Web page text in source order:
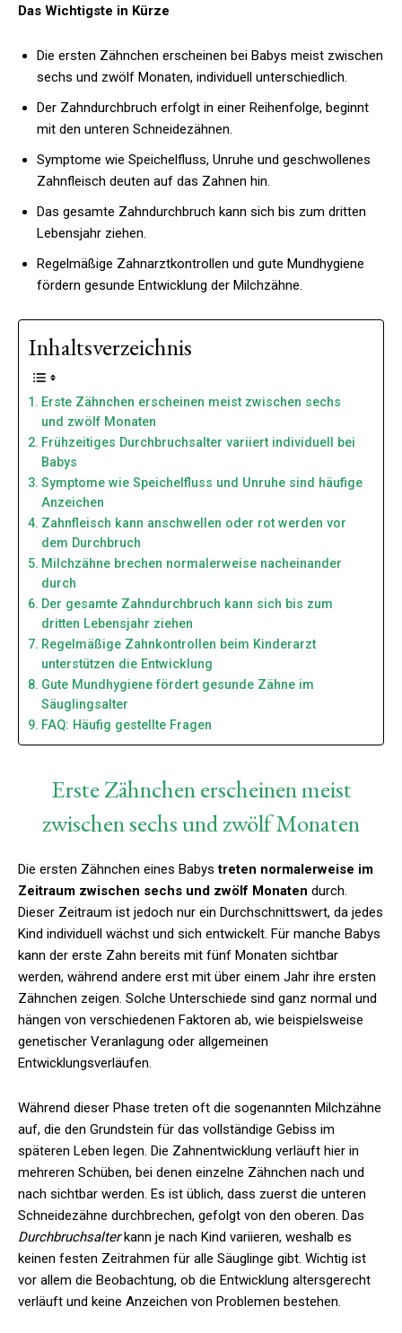
Das Wichtigste in Kürze
Die ersten Zähnchen erscheinen bei Babys meist zwischen
sechs und zwölf Monaten, individuell unterschiedlich.
Der Zahndurchbruch erfolgt in einer Reihenfolge, beginnt
mit den unteren Schneidezähnen.
Symptome wie Speichelfluss, Unruhe und geschwollenes
Zahnfleisch deuten auf das Zahnen hin.
Das gesamte Zahndurchbruch kann sich bis zum dritten
Lebensjahr ziehen.
Regelmäßige Zahnarztkontrollen und gute Mundhygiene
fördern gesunde Entwicklung der Milchzähne.
Inhaltsverzeichnis
Erste Zähnchen erscheinen meist zwischen sechs
und zwölf Monaten
Frühzeitiges Durchbruchsalter variiert individuell bei
Babys
Symptome wie Speichelfluss und Unruhe sind häufige
Anzeichen
Zahnfleisch kann anschwellen oder rot werden vor
dem Durchbruch
Milchzähne brechen normalerweise nacheinander
durch
Der gesamte Zahndurchbruch kann sich bis zum
dritten Lebensjahr ziehen
Regelmäßige Zahnkontrollen beim Kinderarzt
unterstützen die Entwicklung
Gute Mundhygiene fördert gesunde Zähne im
Säuglingsalter
FAQ: Häufig gestellte Fragen
Erste Zähnchen erscheinen meist
zwischen sechs und zwölf Monaten
Die ersten Zähnchen eines Babystreten normalerweise im
Zeitraum zwischen sechs und zwölf Monaten durch.
Dieser Zeitraum ist jedoch nur ein Durchschnittswert, da jedes
Kind individuell wächst und sich entwickelt. Für manche Babys
kann der erste Zahn bereits mit fünf Monaten sichtbar
werden, während andere erst mit über einem Jahr ihre ersten
Zähnchen zeigen. Solche Unterschiede sind ganz normal und
hängen von verschiedenen Faktoren ab, wie beispielsweise
genetischer Veranlagung oder allgemeinen
Entwicklungsverläufen.
Während dieser Phase treten oft die sogenannten Milchzähne
auf, die den Grundstein für das vollständige Gebiss im
späteren Leben legen. Die Zahnentwicklung verläuft hier in
mehreren Schüben, bei denen einzelne Zähnchen nach und
nach sichtbar werden. Es ist üblich, dass zuerst die unteren
Schneidezähne durchbrechen, gefolgt von den oberen. Das
Durchbruchsalterkann je nach Kind variieren, weshalb es
keinen festen Zeitrahmen für alle Säuglinge gibt. Wichtig ist
vor allem die Beobachtung, ob die Entwicklung altersgerecht
verläuft und keine Anzeichen von Problemen bestehen.